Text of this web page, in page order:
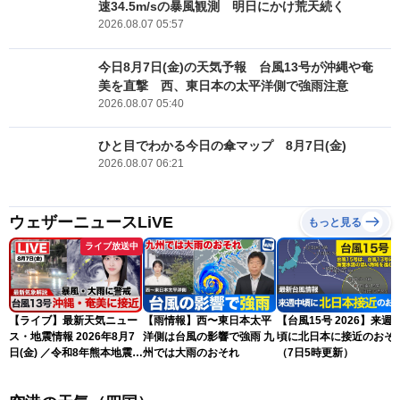
速34.5m/sの暴風観測 明日にかけ荒天続く
2026.08.07 05:57
今日8月7日(金)の天気予報 台風13号が沖縄や奄
美を直撃 西、東日本の太平洋側で強雨注意
2026.08.07 05:40
ひと目でわかる今日の傘マップ 8月7日(金)
2026.08.07 06:21
ウェザーニュースLiVE もっと見る
ライブ放送中
【ライブ】最新天気ニュー
ス・地震情報 2026年8月7
日(金) ／令和8年熊本地震情
【雨情報】西〜東日本太平
洋側は台風の影響で強雨 九
州では大雨のおそれ
【台風15号 2026】来週
頃に北日本に接近のおそ
（7日5時更新）